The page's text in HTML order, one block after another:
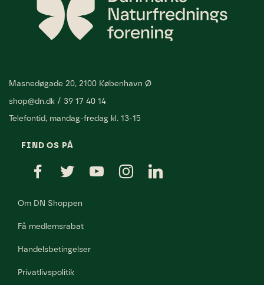
Masnedøgade 20, 2100 København Ø
shop@dn.dk / 39 17 40 14
Telefontid, mandag-fredag kl. 13-15
FIND OS PÅ
Om DN Shoppen
Få medlemsrabat
Handelsbetingelser
Privatlivspolitik